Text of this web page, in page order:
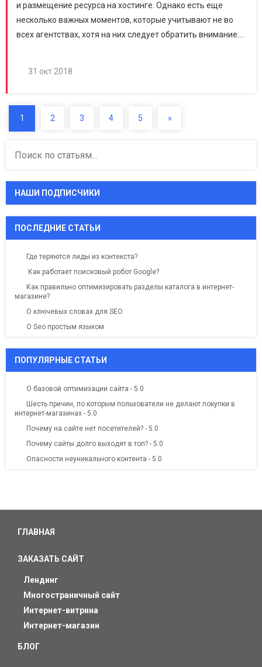
и размещение ресурса на хостинге. Однако есть еще
несколько важных моментов, которые учитывают не во
всех агентствах, хотя на них следует обратить внимание....
31 окт 2018
1 2 3 4 5 »Next
your
НАШИ ПОДПИСЧИКИ
ПОСЛЕДНИЕ СТАТЬИ
Где теряются лиды из контекста?
Как работает поисковый робот Google?
Как правильно оптимизировать разделы каталога в интернет-
магазине?
О ключевых словах для SEO
О Seo простым языком
ПОПУЛЯРНЫЕ СТАТЬИ
О базовой оптимизации сайта - 5.0
Шесть причин, по которым пользователи не делают покупки в
интернет-магазинах - 5.0
Почему на сайте нет посетителей? - 5.0
Почему сайты долго выходят в топ? - 5.0
Опасности неуникального контента - 5.0
ГЛАВНАЯ
ЗАКАЗАТЬ САЙТ
Лендинг
Многостраничный сайт
Интернет-витрина
Интернет-магазин
БЛОГ